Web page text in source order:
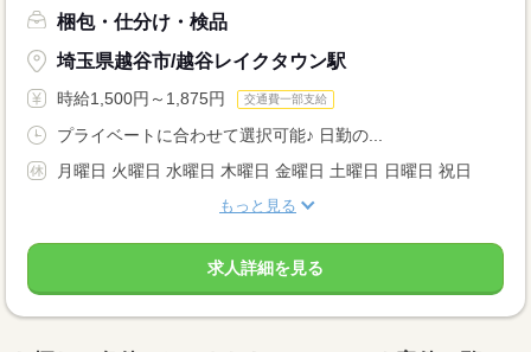
梱包・仕分け・検品
埼玉県越谷市/越谷レイクタウン駅
時給1,500円～1,875円 交通費一部支給
プライベートに合わせて選択可能♪ 日勤の...
月曜日 火曜日 水曜日 木曜日 金曜日 土曜日 日曜日 祝日
もっと見る
求人詳細を見る